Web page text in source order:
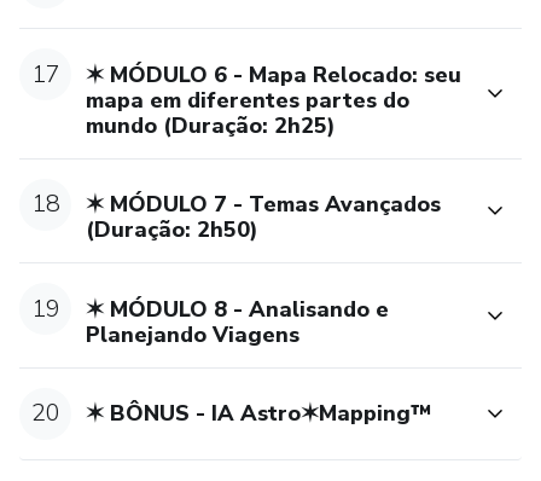
17
✶ MÓDULO 6 - Mapa Relocado: seu
mapa em diferentes partes do
mundo (Duração: 2h25)
18
✶ MÓDULO 7 - Temas Avançados
(Duração: 2h50)
19
✶ MÓDULO 8 - Analisando e
Planejando Viagens
20 ✶ BÔNUS - IA Astro✶Mapping™